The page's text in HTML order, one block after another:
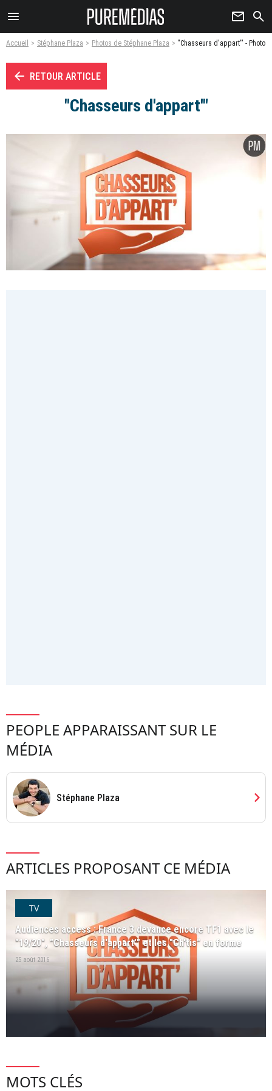
menu newsletter search
Accueil Stéphane Plaza Photos de Stéphane Plaza "Chasseurs d'appart'" - Photo
arrow_left RETOUR ARTICLE
"Chasseurs d'appart'"
PEOPLE APPARAISSANT SUR LE
MÉDIA
Stéphane Plaza chevron_right
ARTICLES PROPOSANT CE MÉDIA
TV
Audiences access : France 3 devance encore TF1 avec le
"19/20", "Chasseurs d'appart'" et les "Ch'tis" en forme
25 août 2016
MOTS CLÉS